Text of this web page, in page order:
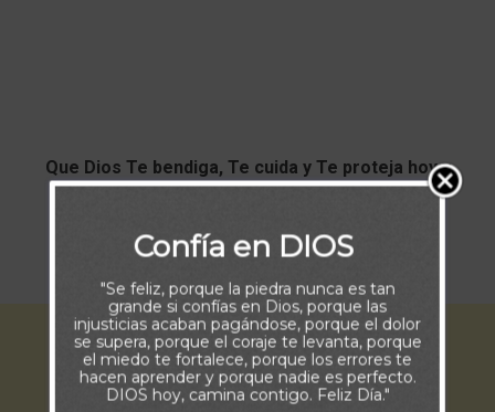
Que Dios Te bendiga, Te cuida y Te proteja hoy y
Feliz y Bendecido Día.
Confía en DIOS
"Se feliz, porque la piedra nunca es tan
grande si confías en Dios, porque las
injusticias acaban pagándose, porque el dolor
se supera, porque el coraje te levanta, porque
el miedo te fortalece, porque los errores te
hacen aprender y porque nadie es perfecto.
DIOS hoy, camina contigo. Feliz Día."